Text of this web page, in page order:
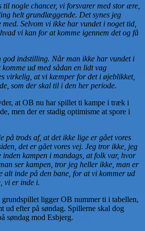
til nogle chancer, vi forsvarer med stor ære,
helt grundlæggende. Det synes jeg
Selvom vi ikke har vundet i noget tid,
vi kan for at komme igennem det og få
god indstilling. Når man ikke har vundet i
ud med sådan en lidt vag
virkelig, at vi kæmper for det i øjeblikket,
som der skal til i den her periode.
at OB nu har spillet ti kampe i træk i
men der er stadig optimisme at spore i
på trods af, at det ikke lige er gået vores
det er gået vores vej. Jeg tror ikke, jeg
inden kampen i mandags, at folk var, hvor
ser kampen, tror jeg heller ikke, man er
alt inde på den bane, for at vi kommer ud
vi er inde i.
grundspillet ligger OB nummer ti i tabellen,
ud efter på søndag. Spillerne skal dog
søndag mod Esbjerg.